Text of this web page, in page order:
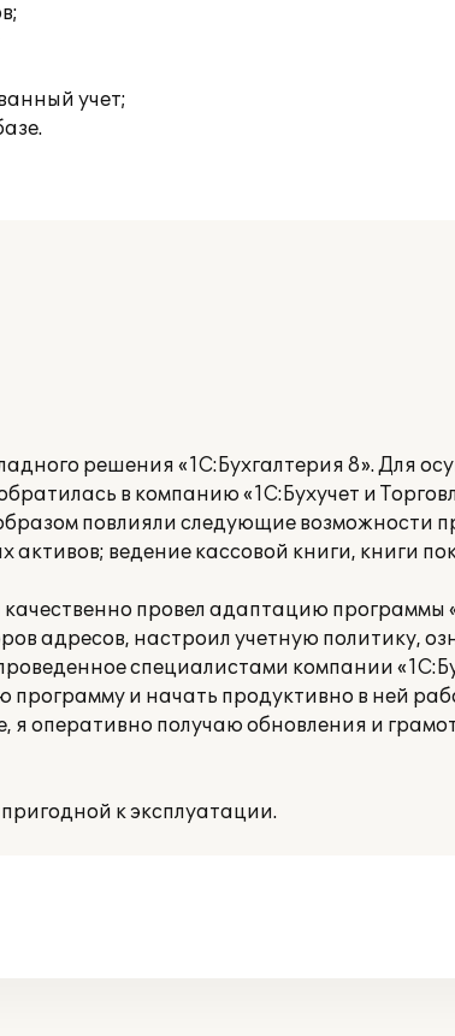
учет;
решения «1С:Бухгалтерия 8». Для
в компанию «1С:Бухучет и
повлияли следующие возможности
ведение кассовой книги, книги
провел адаптацию программы
адресов, настроил учетную политику,
специалистами компании
программу и начать продуктивно в ней
оперативно получаю обновления и
к эксплуатации.